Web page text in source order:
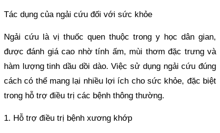
Tác dụng của ngải cứu đối với sức khỏe
Ngải cứu là vị thuốc quen thuộc trong y học dân gian,
được đánh giá cao nhờ tính ấm, mùi thơm đặc trưng và
hàm lượng tinh dầu dồi dào. Việc sử dụng ngải cứu đúng
cách có thể mang lại nhiều lợi ích cho sức khỏe, đặc biệt
trong hỗ trợ điều trị các bệnh thông thường.
1. Hỗ trợ điều trị bệnh xương khớp